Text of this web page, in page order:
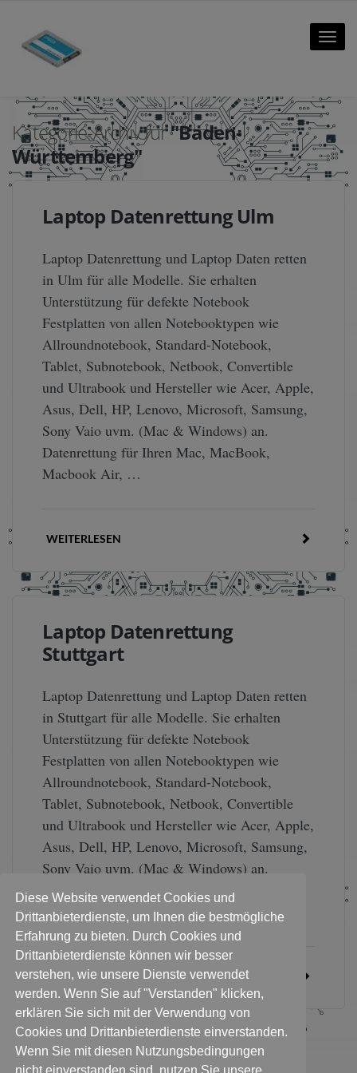
Toggle
Kategorie-Archiv für"Baden-
Württemberg"
Laptop Datenrettung Ulm
Laptop Datenrettung und Laptop Daten retten
in Ulm für alle Modelle. Sie erhalten
Unterstützung für defekte Notebook
Festplatten von allen Notebooktypen wie
Allroundnotebook, Standard-Notebook,
Tablet, Subnotebook, Netbook, Convertible
und Ultrabook und Hersteller wie Acer, Apple,
Asus, Dell, HP, Lenovo, Microsoft, Samsung,
Sony Vaio uvm. (Mac & Windows) an.
Datenrettung für Ihren Mac, MacBook,
Macbook Air, …
WEITERLESEN
Laptop Datenrettung
Stuttgart
Laptop Datenrettung und Laptop Daten retten
in Stuttgart für alle Modelle. Sie erhalten
Unterstützung für defekte Notebook
Festplatten von allen Notebooktypen wie
Allroundnotebook, Standard-Notebook,
Tablet, Subnotebook, Netbook, Convertible
und Ultrabook und Hersteller wie Acer, Apple,
Asus, Dell, HP, Lenovo, Microsoft, Samsung,
Sony Vaio uvm. (Mac & Windows) an.
Datenrettung für Ihren Mac, MacBook,
Macbook Air, …
WEITERLESEN
1 2
Diese Website verwendet Cookies und
Drittanbieterdienste, um Ihnen die bestmögliche
Erfahrung zu bieten. Durch Cookies und
Drittanbieterdienste können wir besser
verstehen, wie unsere Dienste verwendet
werden. Wenn Sie auf "Verstanden" klicken,
erklären Sie sich mit der Verwendung von
Cookies und Drittanbieterdienste einverstanden.
Wenn Sie mit diesen Nutzungsbedingungen
nicht einverstanden sind, nutzen Sie unsere